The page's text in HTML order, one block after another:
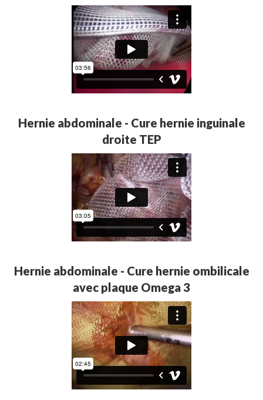
Hernie abdominale - Cure hernie inguinale
droite TEP
Hernie abdominale - Cure hernie ombilicale
avec plaque Omega 3